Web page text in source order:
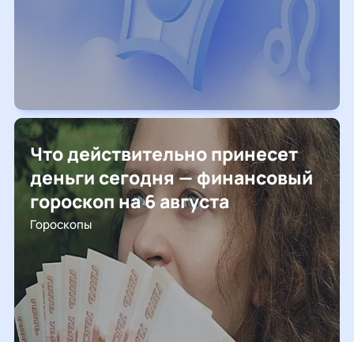
Что действительно принесет
деньги сегодня — финансовый
гороскоп на 6 августа
Гороскопы